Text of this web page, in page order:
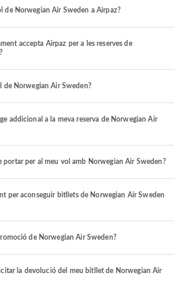
de Norwegian Air Sweden a Airpaz?
accepta Airpaz per a les reserves de
de Norwegian Air Sweden?
addicional a la meva reserva de Norwegian Air
portar per al meu vol amb Norwegian Air Sweden?
per aconseguir bitllets de Norwegian Air Sweden
de Norwegian Air Sweden?
la devolució del meu bitllet de Norwegian Air